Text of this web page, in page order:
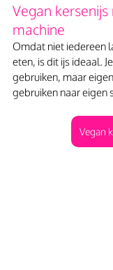
Vegan
machine
Omdat niet iedereen
eten, is dit ijs ideaal.
gebruiken, maar
gebruiken naar eigen
Vegan